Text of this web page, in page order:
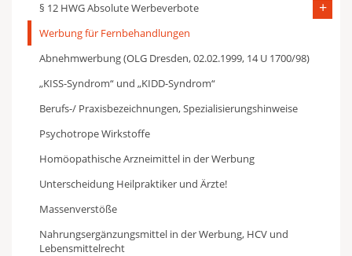
§ 12 HWG Absolute Werbeverbote
Werbung für Fernbehandlungen
Abnehmwerbung (OLG Dresden, 02.02.1999, 14 U 1700/98)
„KISS-Syndrom“ und „KIDD-Syndrom“
Berufs-/ Praxisbezeichnungen, Spezialisierungshinweise
Psychotrope Wirkstoffe
Homöopathische Arzneimittel in der Werbung
Unterscheidung Heilpraktiker und Ärzte!
Massenverstöße
Nahrungsergänzungsmittel in der Werbung, HCV und
Lebensmittelrecht